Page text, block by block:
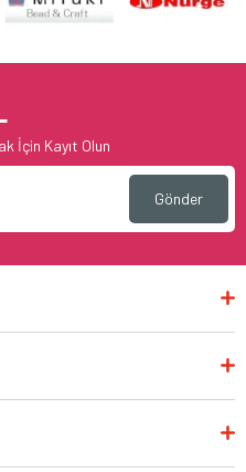
İçin Kayıt Olun
Gönder